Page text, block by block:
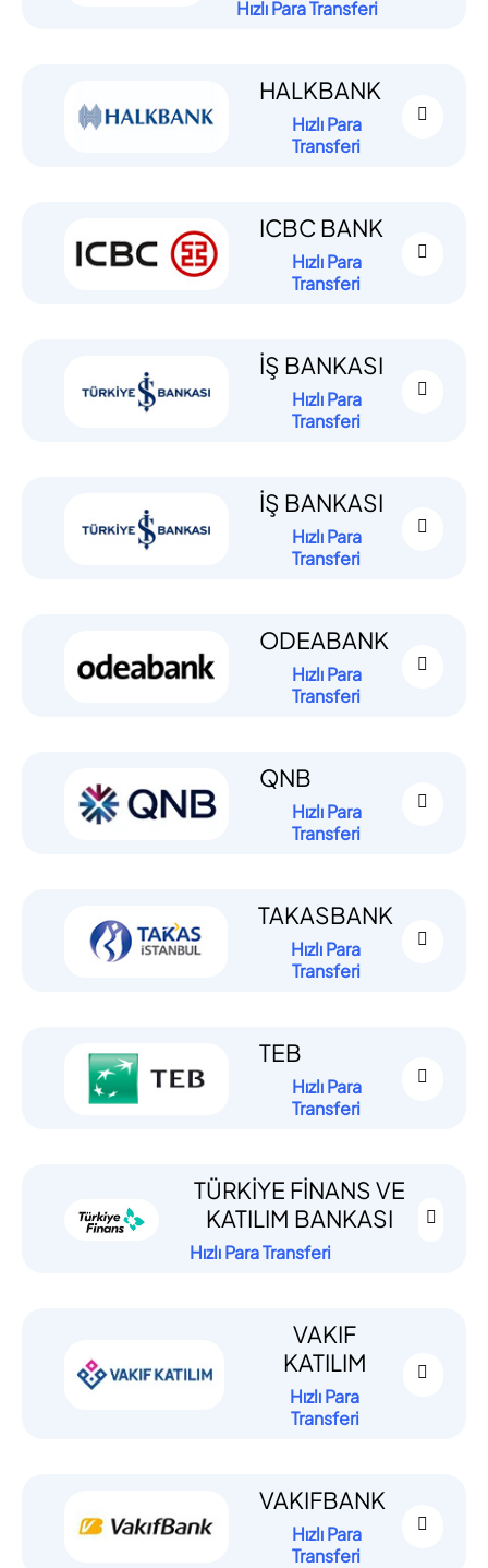
Hızlı Para Transferi
HALKBANK
Hızlı Para
Transferi
ICBC BANK
Hızlı Para
Transferi
İŞ BANKASI
Hızlı Para
Transferi
İŞ BANKASI
Hızlı Para
Transferi
ODEABANK
Hızlı Para
Transferi
QNB
Hızlı Para
Transferi
TAKASBANK
Hızlı Para
Transferi
TEB
Hızlı Para
Transferi
TÜRKİYE FİNANS VE
KATILIM BANKASI
Hızlı Para Transferi
VAKIF
KATILIM
Hızlı Para
Transferi
VAKIFBANK
Hızlı Para
Transferi